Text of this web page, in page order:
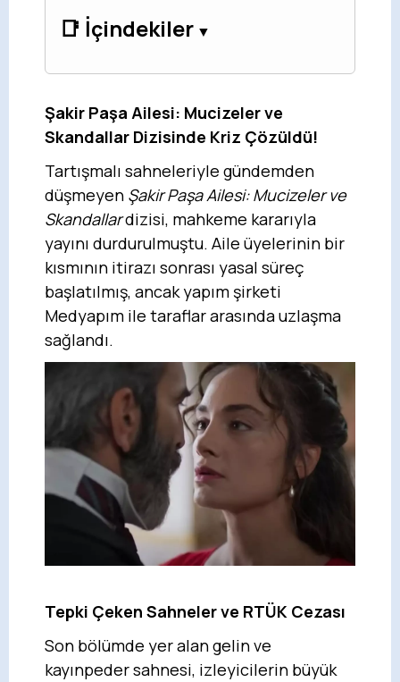
📑 İçindekiler
Şakir Paşa Ailesi: Mucizeler ve
Skandallar Dizisinde Kriz Çözüldü!
Tartışmalı sahneleriyle gündemden
düşmeyen Şakir Paşa Ailesi: Mucizeler ve
Skandallardizisi, mahkeme kararıyla
yayını durdurulmuştu. Aile üyelerinin bir
kısmının itirazı sonrası yasal süreç
başlatılmış, ancak yapım şirketi
Medyapım ile taraflar arasında uzlaşma
sağlandı.
Tepki Çeken Sahneler ve RTÜK Cezası
Son bölümde yer alan gelin ve
kayınpeder sahnesi, izleyicilerin büyük